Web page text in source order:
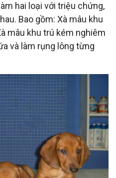
hai loại với triệu chứng,
Bao gồm: Xà mâu khu
mâu khu trú kém nghiêm
và làm rụng lông từng